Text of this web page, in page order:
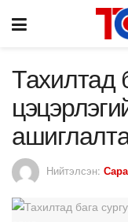
Тахилтад
Нийтэлсэн: